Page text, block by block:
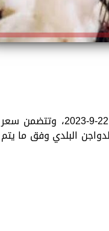
تقدم «الزمان» في هذا الموضوع تفاصيل أسعار الدواجن اليوم الجمعة الموافق 22-9-2023، وتتضمن سعر
البلدي وفق ما يتم